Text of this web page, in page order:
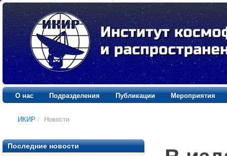
О нас Подразделения Публикации Мероприятия
ИКИР / Новости
Последние новости